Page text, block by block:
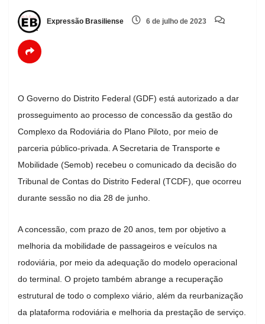
Expressão Brasiliense 6 de julho de 2023
O Governo do Distrito Federal (GDF) está autorizado a dar
prosseguimento ao processo de concessão da gestão do
Complexo da Rodoviária do Plano Piloto, por meio de
parceria público-privada. A Secretaria de Transporte e
Mobilidade (Semob) recebeu o comunicado da decisão do
Tribunal de Contas do Distrito Federal (TCDF), que ocorreu
durante sessão no dia 28 de junho.
A concessão, com prazo de 20 anos, tem por objetivo a
melhoria da mobilidade de passageiros e veículos na
rodoviária, por meio da adequação do modelo operacional
do terminal. O projeto também abrange a recuperação
estrutural de todo o complexo viário, além da reurbanização
da plataforma rodoviária e melhoria da prestação de serviço.